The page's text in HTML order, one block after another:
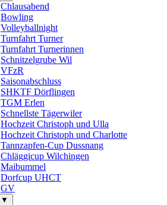
Chlausabend
Bowling
Volleyballnight
Turnfahrt Turner
Turnfahrt Turnerinnen
Schnitzelgrube Wil
VFzR
Saisonabschluss
SHKTF Dörflingen
TGM Erlen
Schnellste Tägerwiler
Hochzeit Christoph und Ulla
Hochzeit Christoph und Charlotte
Tannzapfen-Cup Dussnang
Chläggicup Wilchingen
Maibummel
Dorfcup UHCT
GV
▼